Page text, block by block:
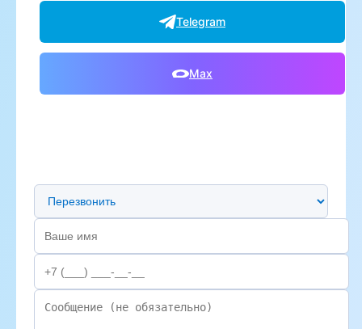
Telegram
Max
Предпочтительный способ связи